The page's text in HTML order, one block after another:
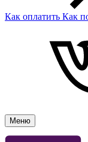
Как оплатить Как
Меню